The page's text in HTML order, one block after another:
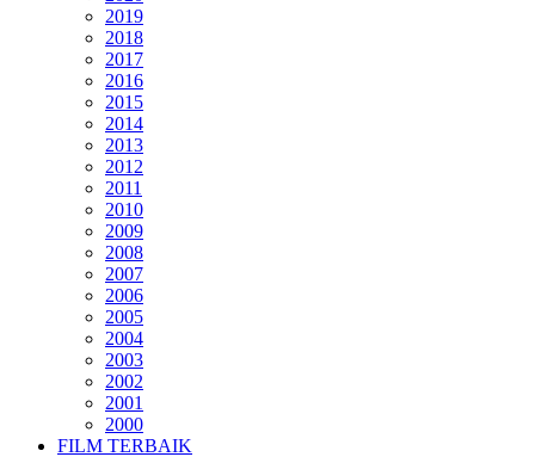
2019
2018
2017
2016
2015
2014
2013
2012
2011
2010
2009
2008
2007
2006
2005
2004
2003
2002
2001
2000
FILM TERBAIK